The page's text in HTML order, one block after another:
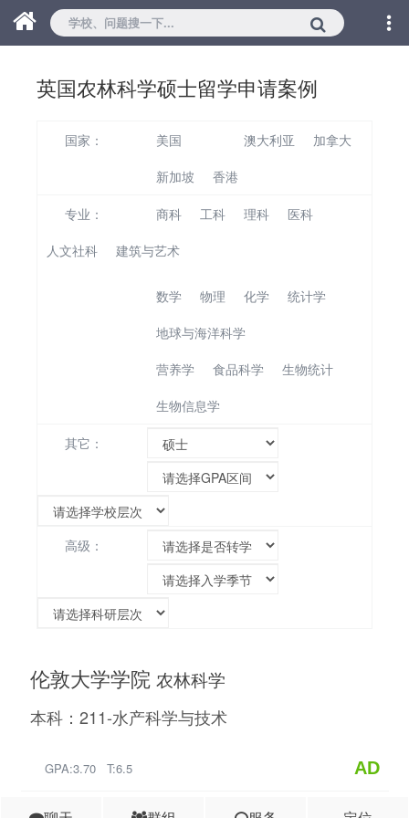
英国农林科学硕士留学申请案例
国家： 美国 澳大利亚
加拿大
新加坡
香港
专业： 商科 工科 理科
医科
人文社科
建筑与艺术
数学 物理 化学
统计学
地球与海洋科学
营养学
食品科学
生物统计
生物信息学
其它：
高级：
伦敦大学学院 农林科学
本科：211-水产科学与技术
GPA:3.70 T:6.5 AD